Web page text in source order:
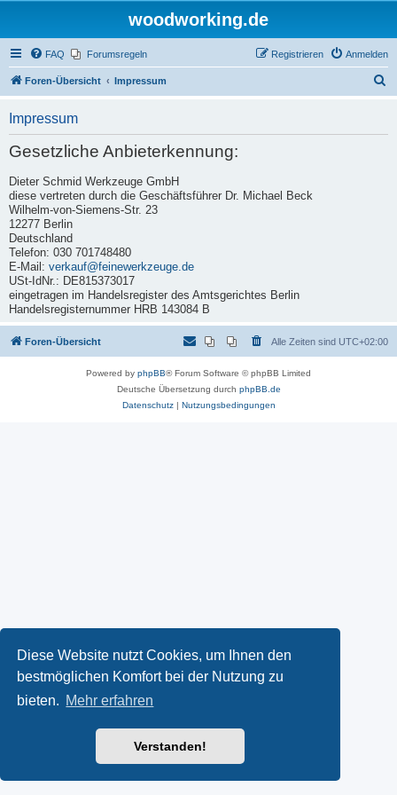
Diese Website nutzt Cookies, um Ihnen den
bestmöglichen Komfort bei der Nutzung zu
bieten. Mehr erfahren
Verstanden!
woodworking.de
FAQ Forumsregeln Anmelden
Registrieren
Foren-Übersicht Impressum
Impressum
Gesetzliche Anbieterkennung:
Dieter Schmid Werkzeuge GmbH
diese vertreten durch die Geschäftsführer Dr. Michael Beck
Wilhelm-von-Siemens-Str. 23
12277 Berlin
Deutschland
Telefon: 030 701748480
E-Mail: verkauf@feinewerkzeuge.de
USt-IdNr.: DE815373017
eingetragen im Handelsregister des Amtsgerichtes Berlin
Handelsregisternummer HRB 143084 B
Foren-Übersicht Alle Zeiten sind UTC+02:00
Powered by phpBB® Forum Software © phpBB Limited
Deutsche Übersetzung durch phpBB.de
Datenschutz| Nutzungsbedingungen